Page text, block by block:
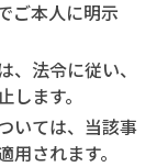
ご本人に明示
、法令に従い、
ます。
いては、当該事
されます。